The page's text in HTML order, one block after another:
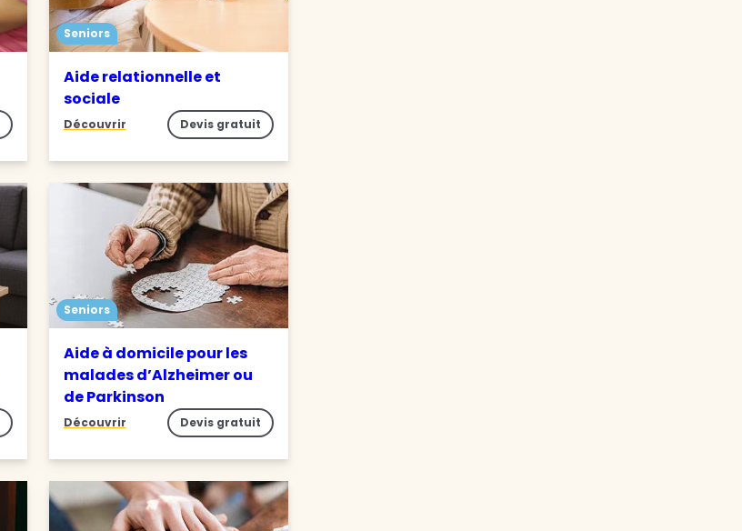
Seniors
Aide relationnelle et
sociale
Découvrir Devis gratuit
Seniors
Aide à domicile pour les
malades d’Alzheimer ou
de Parkinson
Découvrir Devis gratuit